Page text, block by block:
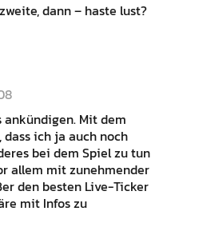
dann – haste lust?
ankündigen. Mit dem
ich ja auch noch
bei dem Spiel zu tun
allem mit zunehmender
den besten Live-Ticker
mit Infos zu